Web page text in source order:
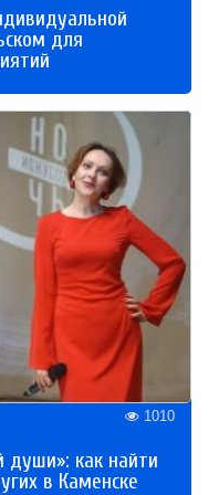
для
1010
как найти
в Каменске